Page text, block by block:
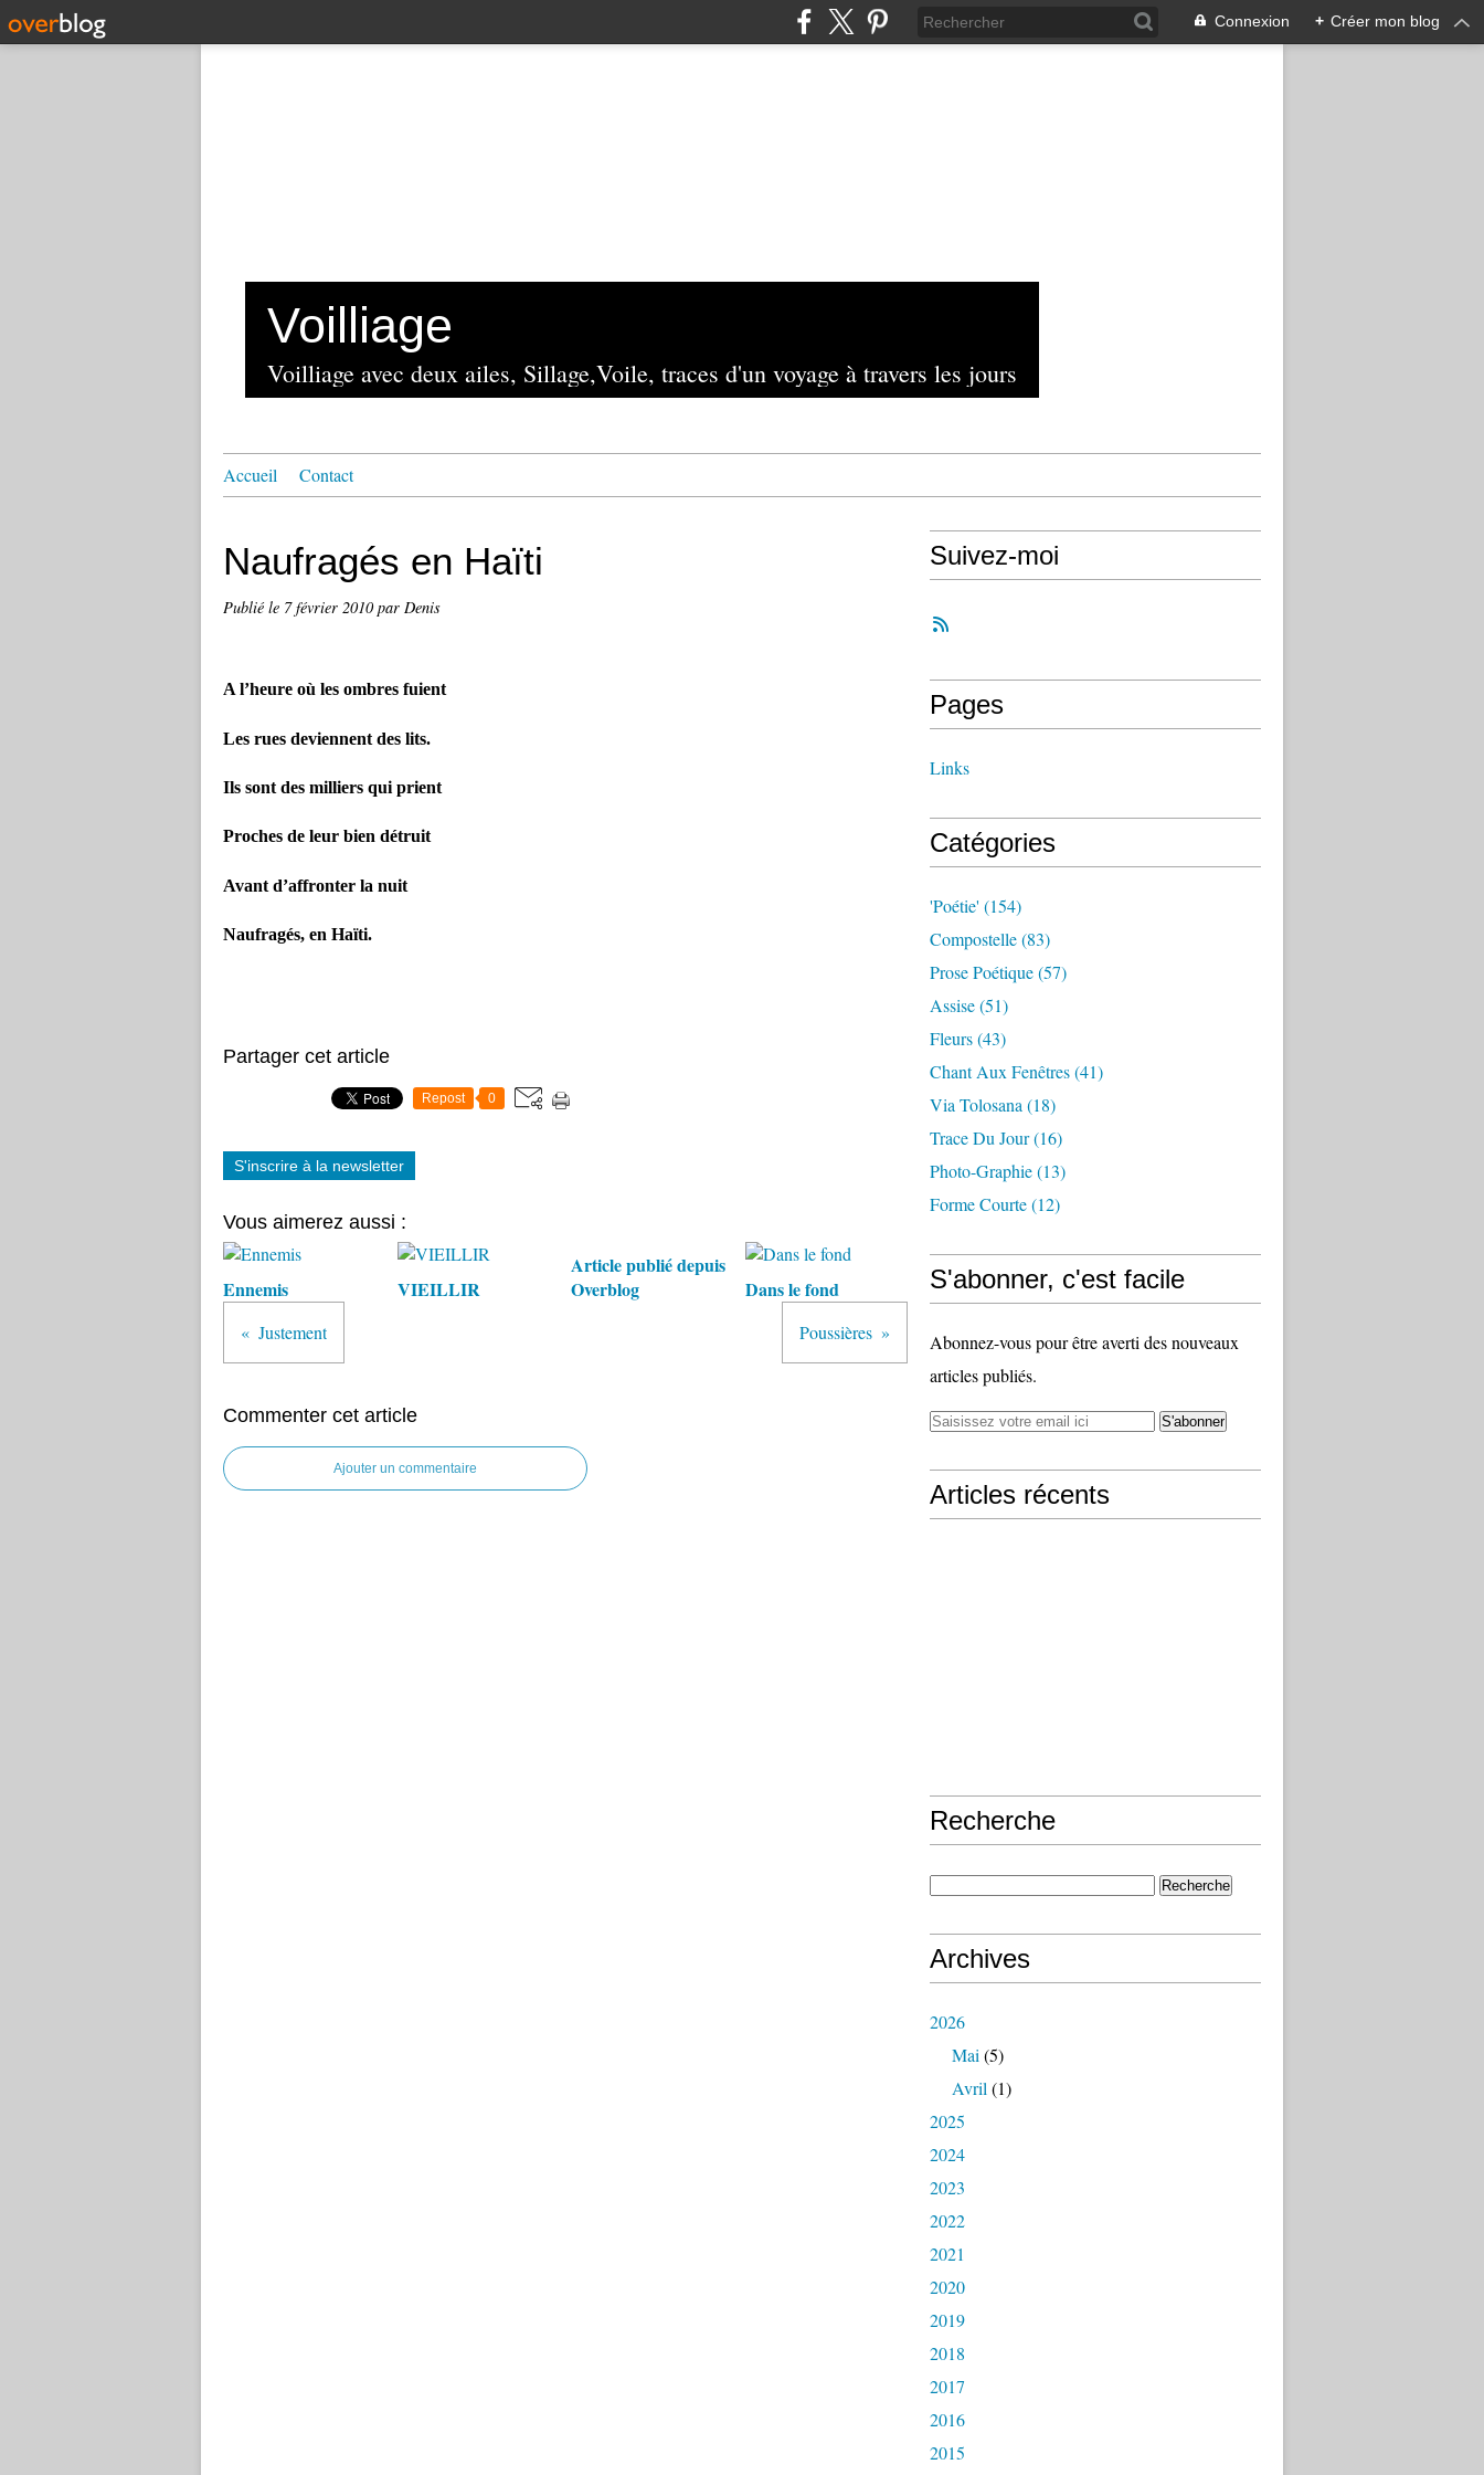
Connexion + Créer mon blog
Voilliage
Voilliage avec deux ailes, Sillage,Voile, traces d'un voyage à travers les jours
Accueil Contact
Naufragés en Haïti
Publié le 7 février 2010par Denis
A l’heure où les ombres fuient
Les rues deviennent des lits.
Ils sont des milliers qui prient
Proches de leur bien détruit
Avant d’affronter la nuit
Naufragés, en Haïti.
Partager cet article
Repost 0
S'inscrire à la newsletter
Vous aimerez aussi :
Ennemis VIEILLIR
Article publié depuis
Overblog
Dans le fond
Justement Poussières
Commenter cet article
Ajouter un commentaire
Suivez-moi
Pages
Links
Catégories
'poétie' (154)
Compostelle(83)
Prose Poétique(57)
Assise(51)
Fleurs(43)
Chant Aux Fenêtres(41)
Via Tolosana (18)
Trace Du Jour(16)
Photo-Graphie(13)
Forme Courte(12)
S'abonner, c'est facile
Abonnez-vous pour être averti des nouveaux
articles publiés.
Articles récents
Recherche
Archives
2026
Mai (5)
Avril (1)
2025
2024
2023
2022
2021
2020
2019
2018
2017
2016
2015